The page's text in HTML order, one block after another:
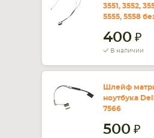
3551, 3552,
5555, 5558
400
В наличии
Шлейф
ноутбука
7566
500